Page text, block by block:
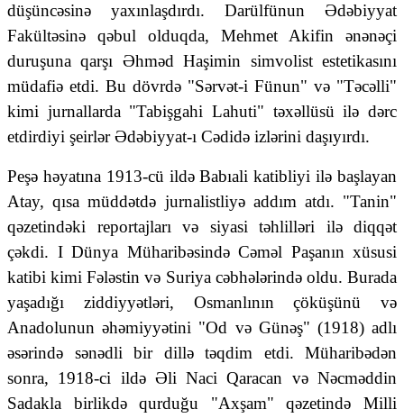
düşüncəsinə yaxınlaşdırdı. Darülfünun Ədəbiyyat
Fakültəsinə qəbul olduqda, Mehmet Akifin ənənəçi
duruşuna qarşı Əhməd Haşimin simvolist estetikasını
müdafiə etdi. Bu dövrdə "Sərvət-i Fünun" və "Təcəlli"
kimi jurnallarda "Tabişgahi Lahuti" təxəllüsü ilə dərc
etdirdiyi şeirlər Ədəbiyyat-ı Cədidə izlərini daşıyırdı.
Peşə həyatına 1913-cü ildə Babıali katibliyi ilə başlayan
Atay, qısa müddətdə jurnalistliyə addım atdı. "Tanin"
qəzetindəki reportajları və siyasi təhlilləri ilə diqqət
çəkdi. I Dünya Müharibəsində Cəməl Paşanın xüsusi
katibi kimi Fələstin və Suriya cəbhələrində oldu. Burada
yaşadığı ziddiyyətləri, Osmanlının çöküşünü və
Anadolunun əhəmiyyətini "Od və Günəş" (1918) adlı
əsərində sənədli bir dillə təqdim etdi. Müharibədən
sonra, 1918-ci ildə Əli Naci Qaracan və Nəcməddin
Sadakla birlikdə qurduğu "Axşam" qəzetində Milli